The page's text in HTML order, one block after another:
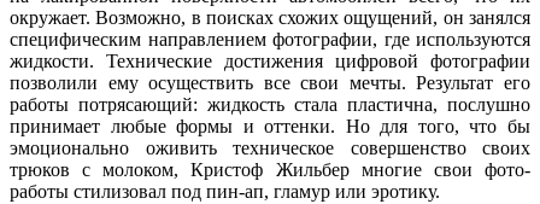
окружает. Возможно, в поисках схожих ощущений, он занялся
специфическим направлением фотографии, где используются
жидкости. Технические достижения цифровой фотографии
позволили ему осуществить все свои мечты. Результат его
работы потрясающий: жидкость стала пластична, послушно
принимает любые формы и оттенки. Но для того, что бы
эмоционально оживить техническое совершенство своих
трюков с молоком, Кристоф Жильбер многие свои фото-
работы стилизовал под пин-ап, гламур или эротику.